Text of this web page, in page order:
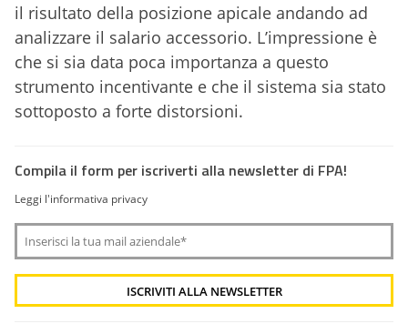
il risultato della posizione apicale andando ad
analizzare il salario accessorio. L’impressione è
che si sia data poca importanza a questo
strumento incentivante e che il sistema sia stato
sottoposto a forte distorsioni.
Compila il form per iscriverti alla newsletter di FPA!
Leggi l'informativa privacy